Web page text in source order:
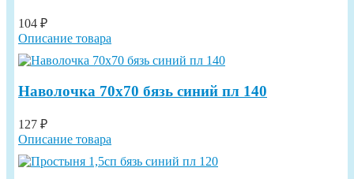
104 ₽
Описание товара
Наволочка 70х70 бязь синий пл 140
127 ₽
Описание товара